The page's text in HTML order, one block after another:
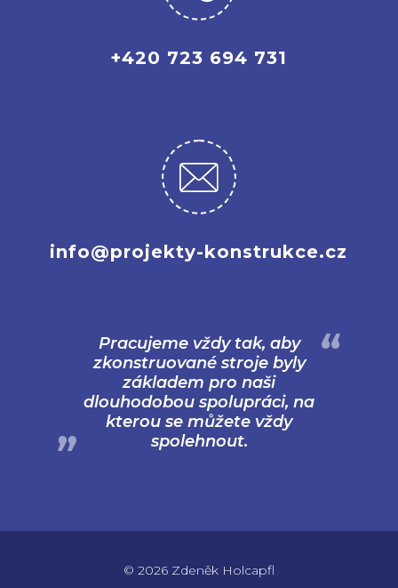
+420 723 694 731
info@projekty-konstrukce.cz
Pracujeme vždy tak, aby
zkonstruované stroje byly
základem pro naši
dlouhodobou spolupráci, na
kterou se můžete vždy
spolehnout.
© 2026 Zdeněk Holcapfl